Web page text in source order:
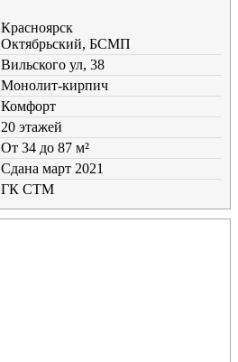
Красноярск
Октябрьский, БСМП
Вильского ул, 38
Монолит-кирпич
Комфорт
20 этажей
От 34 до 87 м²
Cдана март 2021
ГК СТМ